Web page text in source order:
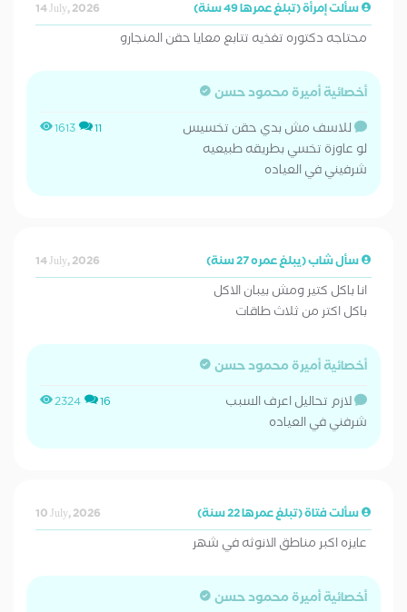
سألت إمرأة (تبلغ عمرها 49 سنة) 14 July, 2026
محتاجه دكتوره تغذيه تتابع معايا حقن المنجارو
أخصائية أميرة محمود حسن
1613 11
للاسف مش بدي حقن تخسيس
لو عاوزة تخسي بطريقه طبيعيه
شرفيني في العياده
سأل شاب (يبلغ عمره 27 سنة) 14 July, 2026
انا باكل كتير ومش بيبان الاكل
باكل اكتر من ثلاث طاقات
أخصائية أميرة محمود حسن
2324 16
لازم تحاليل اعرف السبب
شرفني في العياده
سألت فتاة (تبلغ عمرها 22 سنة) 10 July, 2026
عايزه اكبر مناطق الانوثه في شهر
أخصائية أميرة محمود حسن